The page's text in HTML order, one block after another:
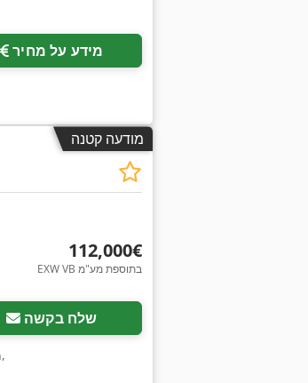
מידע על מחיר
מודעה קטנה
‏112,000 ‏€
EXW VB בתוספת מע"מ
שלח בקשה
,